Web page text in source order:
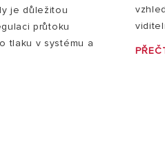
je důležitou
průtoku
tlaku v systému a